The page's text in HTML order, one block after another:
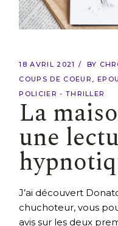
18 AVRIL 2021 BY
COUPS DE COEUR
POLICIER - THRILLER
La
une
J’ai découvert
chuchoteur, vous
avis sur les deux